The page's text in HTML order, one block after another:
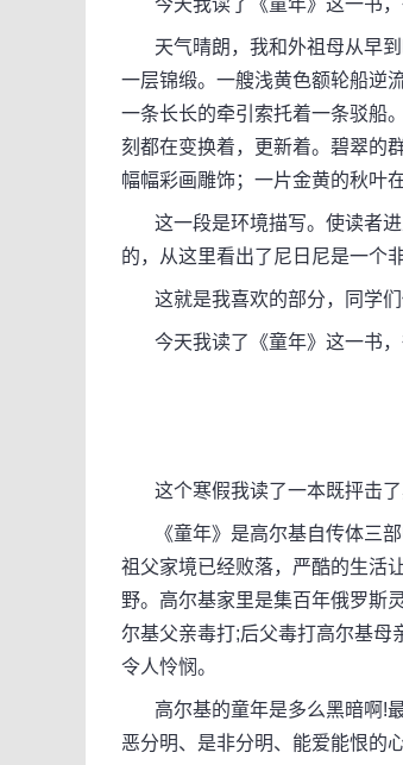
今天我读了《童年》这一书，
天气晴朗，我和外祖母从早到
一层锦缎。一艘浅黄色额轮船逆
一条长长的牵引索托着一条驳船
刻都在变换着，更新着。碧翠的
幅幅彩画雕饰；一片金黄的秋叶
这一段是环境描写。使读者进
的，从这里看出了尼日尼是一个
这就是我喜欢的部分，同学们
今天我读了《童年》这一书，
这个寒假我读了一本既抨击了
《童年》是高尔基自传体三部
祖父家境已经败落，严酷的生活
野。高尔基家里是集百年俄罗斯
尔基父亲毒打;后父毒打高尔基
令人怜悯。
高尔基的童年是多么黑暗啊!最
恶分明、是非分明、能爱能恨的